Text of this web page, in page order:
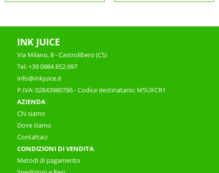
INK JUICE
Via Milano, 8 - Castrolibero (CS)
Tel: +39 0984 852.997
info@inkjuice.it
P.IVA: 02843980786 - Codice destinatario: M5UXCR1
AZIENDA
Chi siamo
Dove siamo
Contattaci
CONDIZIONI DI VENDITA
Metodi di pagamento